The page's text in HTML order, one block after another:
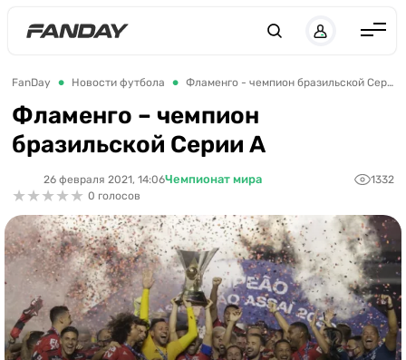
Англия
Испания
Германия
Италия
Украина
ЛЧ
ЛЕ
ЧЕ-2028
FanDay Новости футбола Фламенго - чемпион бразильской Серии А
Фламенго – чемпион
бразильской Серии А
Чемпионат мира
26 февраля 2021, 14:06 1332
★★★★★
★★★★★ 0 голосов